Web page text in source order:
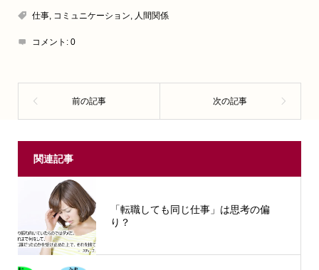
仕事, コミュニケーション, 人間関係
コメント: 0
関連記事
「転職しても同じ仕事」は思考の偏
り？